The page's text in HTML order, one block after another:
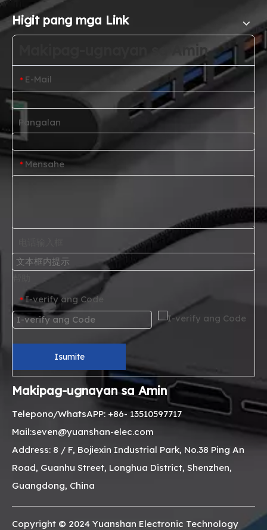
Higit pang mga Link
Makipag-ugnayan sa Amin
* E-Mail
Pangalan
* Mensahe
* I-verify ang Code
Isumite
Makipag-ugnayan sa Amin
Telepono/WhatsAPP: +86- 13510597717
Mail:seven@yuanshan-elec.com
Address: 8 / F, Bojiexin Industrial Park, No.38 Ping An
Road, Guanhu Street, Longhua District, Shenzhen,
Guangdong, China
Copyright © 2024 Yuanshan Electronic Technology